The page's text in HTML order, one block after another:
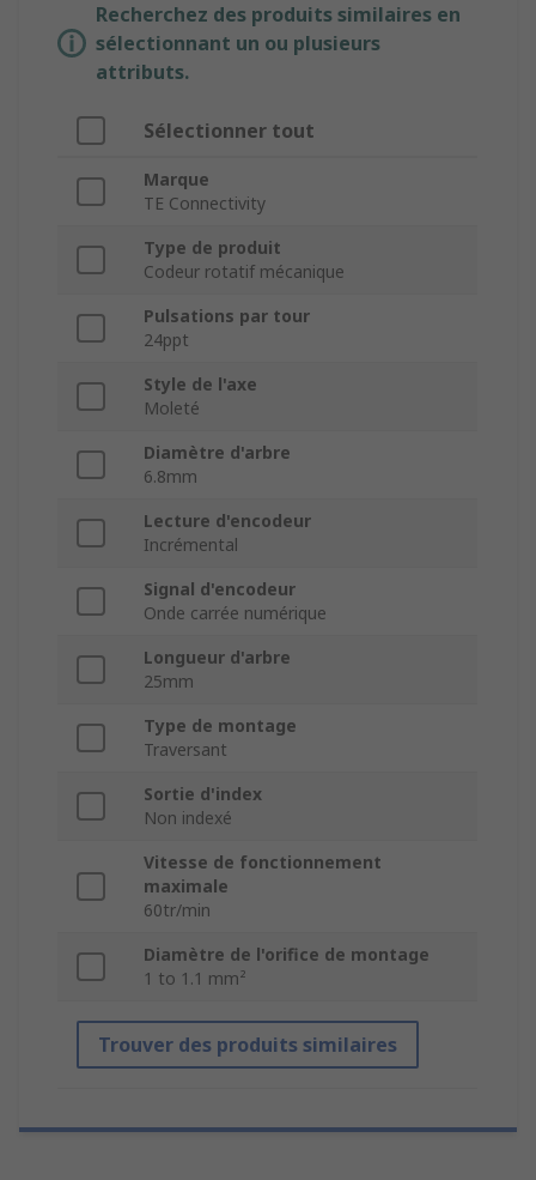
Recherchez des produits similaires en
sélectionnant un ou plusieurs
attributs.
Sélectionner tout
Marque
TE Connectivity
Type de produit
Codeur rotatif mécanique
Pulsations par tour
24ppt
Style de l'axe
Moleté
Diamètre d'arbre
6.8mm
Lecture d'encodeur
Incrémental
Signal d'encodeur
Onde carrée numérique
Longueur d'arbre
25mm
Type de montage
Traversant
Sortie d'index
Non indexé
Vitesse de fonctionnement
maximale
60tr/min
Diamètre de l'orifice de montage
1 to 1.1 mm²
Trouver des produits similaires